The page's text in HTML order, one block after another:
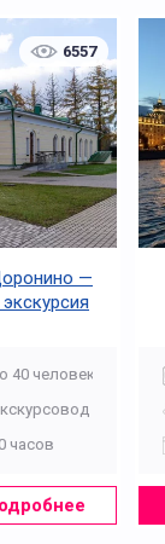
6557
—
40 человек
часов